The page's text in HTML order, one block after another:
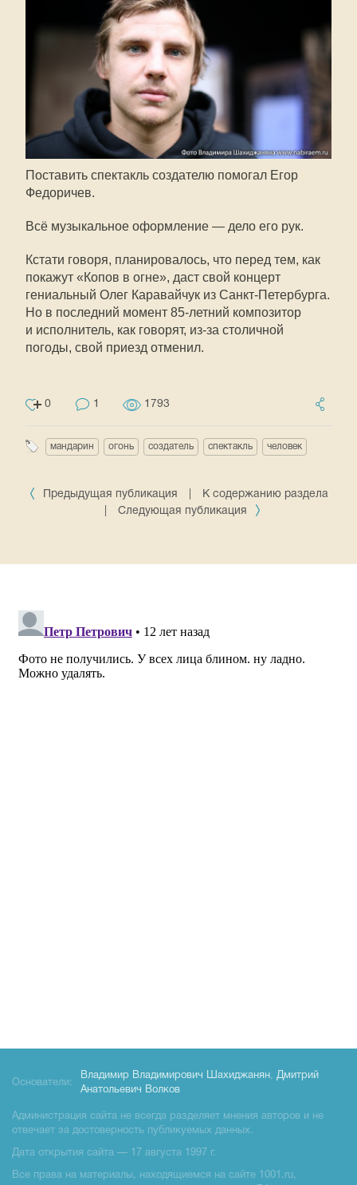
Поставить спектакль создателю помогал Егор
Федоричев.
Всё музыкальное оформление — дело его рук.
Кстати говоря, планировалось, что перед тем, как
покажут «Копов в огне», даст свой концерт
гениальный Олег Каравайчук из Санкт-Петербурга.
Но в последний момент 85-летний композитор
и исполнитель, как говорят, из-за столичной
погоды, свой приезд отменил.
0 1 1793
мандарин огонь создатель спектакль человек
Предыдущая публикация
К содержанию раздела
Следующая публикация
Основатели:
Владимир Владимирович Шахиджанян, Дмитрий
Анатольевич Волков
Администрация сайта не всегда разделяет мнения авторов и не
отвечает за достоверность публикуемых данных.
Дата открытия сайта — 17 августа 1997 г.
Все права на материалы, находящиемся на сайте 1001.ru,